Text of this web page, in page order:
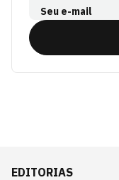
Seu e-mail
EDITORIAS